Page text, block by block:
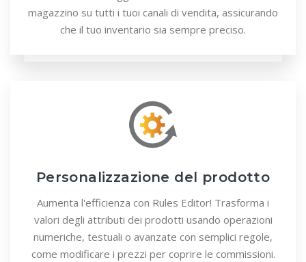
magazzino su tutti i tuoi canali di vendita, assicurando
che il tuo inventario sia sempre preciso.
Personalizzazione del prodotto
Aumenta l'efficienza con Rules Editor! Trasforma i
valori degli attributi dei prodotti usando operazioni
numeriche, testuali o avanzate con semplici regole,
come modificare i prezzi per coprire le commissioni.